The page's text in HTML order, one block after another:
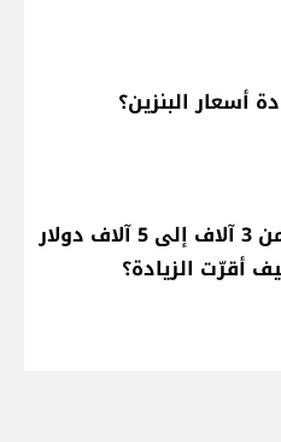
أسعار البنزين؟
راتب النائب من 3 آلاف إلى 5 آلاف دولار
أقرّت الزيادة؟